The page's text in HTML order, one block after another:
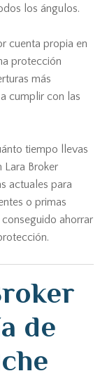
los ángulos.
cuenta propia en
protección
más
cumplir con las
tiempo llevas
Lara Broker
actuales para
o primas
ahorrar
de